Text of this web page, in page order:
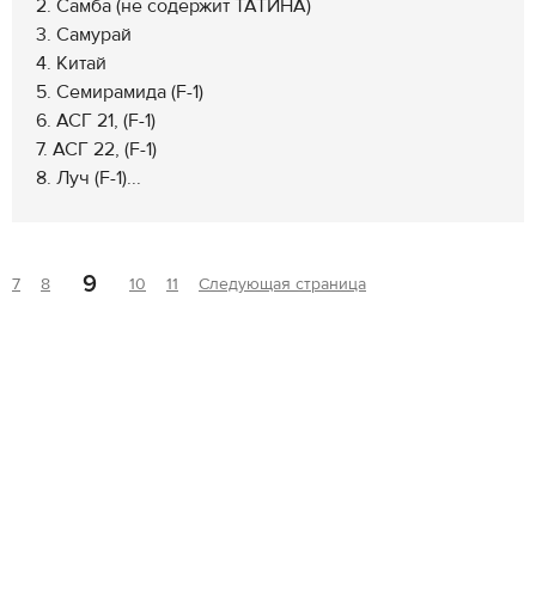
2. Самба (не содержит ТАТИНА)
3. Самурай
4. Китай
5. Семирамида (F-1)
6. АСГ 21, (F-1)
7. АСГ 22, (F-1)
8. Луч (F-1)...
7 8 9 10 11 Следующая страница